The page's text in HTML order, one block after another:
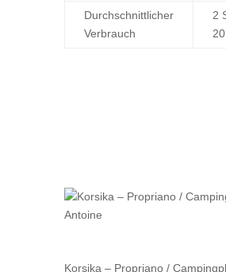
Durchschnittlicher
Verbrauch
2
Korsika – Propriano /